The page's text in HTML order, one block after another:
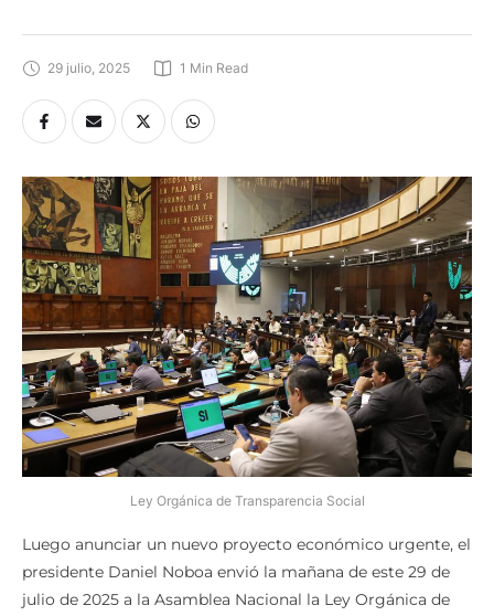
29 julio, 2025 1 Min Read
Ley Orgánica de Transparencia Social
Luego anunciar un nuevo proyecto económico urgente, el
presidente Daniel Noboa envió la mañana de este 29 de
julio de 2025 a la Asamblea Nacional la Ley Orgánica de